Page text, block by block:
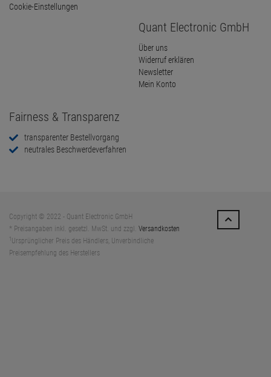
Cookie-Einstellungen
Quant Electronic GmbH
Über uns
Widerruf erklären
Newsletter
Mein Konto
Fairness & Transparenz
transparenter Bestellvorgang
neutrales Beschwerdeverfahren
Copyright © 2022 - Quant Electronic GmbH
* Preisangaben inkl. gesetzl. MwSt. und zzgl. Versandkosten
Ursprünglicher Preis des Händlers, Unverbindliche
Preisempfehlung des Herstellers